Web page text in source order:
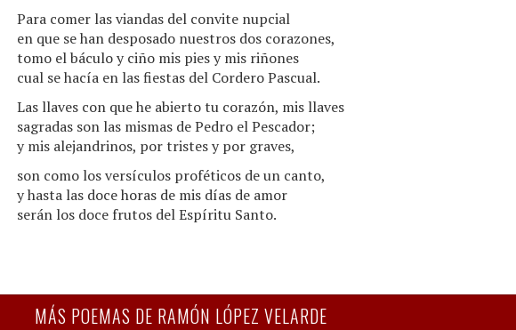
Para comer las viandas del convite nupcial
en que se han desposado nuestros dos corazones,
tomo el báculo y ciño mis pies y mis riñones
cual se hacía en las fiestas del Cordero Pascual.
Las llaves con que he abierto tu corazón, mis llaves
sagradas son las mismas de Pedro el Pescador;
y mis alejandrinos, por tristes y por graves,
son como los versículos proféticos de un canto,
y hasta las doce horas de mis días de amor
serán los doce frutos del Espíritu Santo.
MÁS POEMAS DE RAMÓN LÓPEZ VELARDE